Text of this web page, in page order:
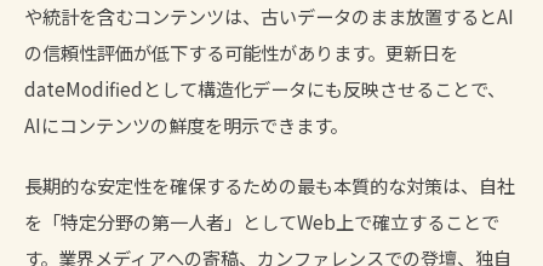
や統計を含むコンテンツは、古いデータのまま放置するとAI
の信頼性評価が低下する可能性があります。更新日を
dateModifiedとして構造化データにも反映させることで、
AIにコンテンツの鮮度を明示できます。
長期的な安定性を確保するための最も本質的な対策は、自社
を「特定分野の第一人者」としてWeb上で確立することで
す。業界メディアへの寄稿、カンファレンスでの登壇、独自